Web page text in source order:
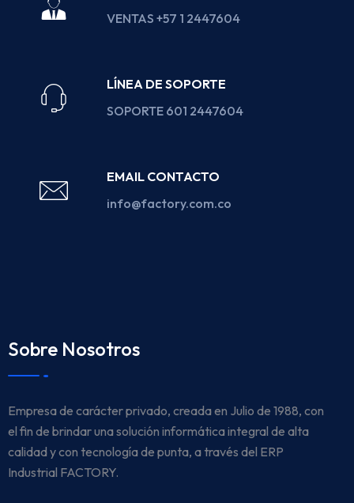
VENTAS +57 1 2447604
LÍNEA DE SOPORTE
SOPORTE 601 2447604
EMAIL CONTACTO
info@factory.com.co
Sobre Nosotros
Empresa de carácter privado, creada en Julio de 1988, con
el fin de brindar una solución informática integral de alta
calidad y con tecnología de punta, a través del ERP
Industrial FACTORY.